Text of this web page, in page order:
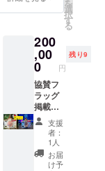
（都
内）※会
場検討
中 ・支
援者様
の交通
費や滞
在費：
支援者
様の交
通費や
滞在費
回（土
日祝時
談にて
決定）
・有効
期限：
2025年
6月末ま
で ・受
講方
法：
※オンラ
イン：
ZOOM
を
選
択
す
る
200
,00
0 円
残り9
協賛フ
ラッグ
掲載、
お礼状
PDF、
弊社HP
ロゴ等
掲載、
支援
者：
1人
お届
け予